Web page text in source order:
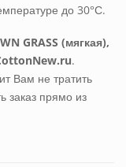
до 30°С.
GRASS (мягкая),
.
Вам не тратить
заказ прямо из